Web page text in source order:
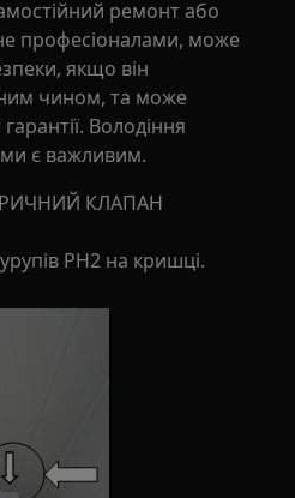
ремонт або
професіоналами, може
якщо він
чином, та може
Володіння
є важливим.
КЛАПАН
PH2 на кришці.